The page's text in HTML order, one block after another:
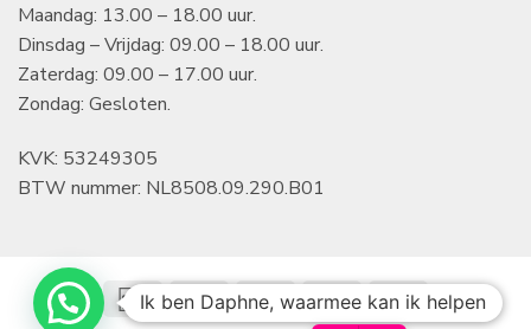
Maandag: 13.00 – 18.00 uur.
Dinsdag – Vrijdag: 09.00 – 18.00 uur.
Zaterdag: 09.00 – 17.00 uur.
Zondag: Gesloten.
KVK: 53249305
BTW nummer: NL8508.09.290.B01
IDeal Klarna Bancontact
CBC
KBC
Ik ben Daphne, waarmee kan ik helpen